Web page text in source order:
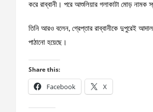
করে রাব্বানী। পরে আশুলিয়ার গলাকাটা মোড় নামক
তিনি আরও বলেন, গ্রেপ্তার রাব্বানীকে দুপুরেই
পাঠানো হয়েছে।
Share this:
Facebook X